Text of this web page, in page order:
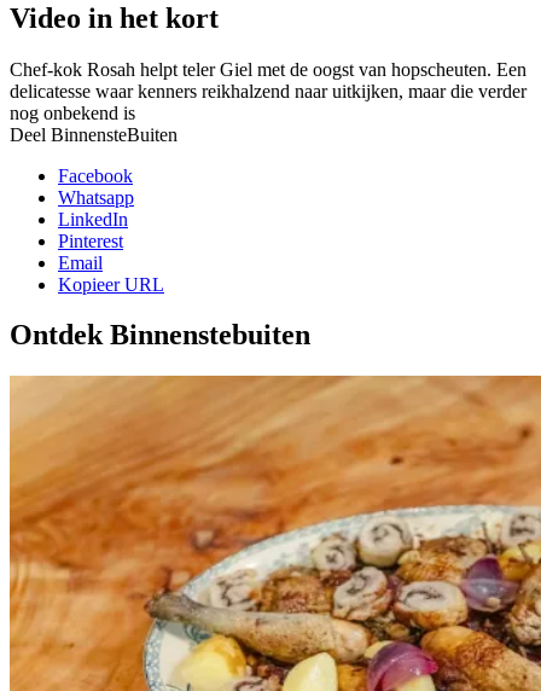
Video in het kort
Chef-kok Rosah helpt teler Giel met de oogst van hopscheuten. Een
delicatesse waar kenners reikhalzend naar uitkijken, maar die verder
nog onbekend is
Deel BinnensteBuiten
Facebook
Whatsapp
LinkedIn
Pinterest
Email
Kopieer URL
Ontdek Binnenstebuiten